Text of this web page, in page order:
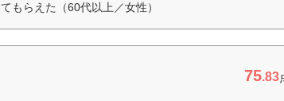
もらえた（60代以上／女性）
75.83